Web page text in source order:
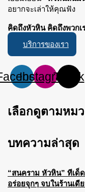
อยากจะเล่าให้คุณฟัง
คิดถึงหัวหิน คิดถึงพวกเ
บริการของเรา
InstagramTiktok
เลือกดูตามหม
บทความล่าสุด
“สนคราม หัวหิน” ทีเด็
อร่อยจุกๆ จบในร้านเดี